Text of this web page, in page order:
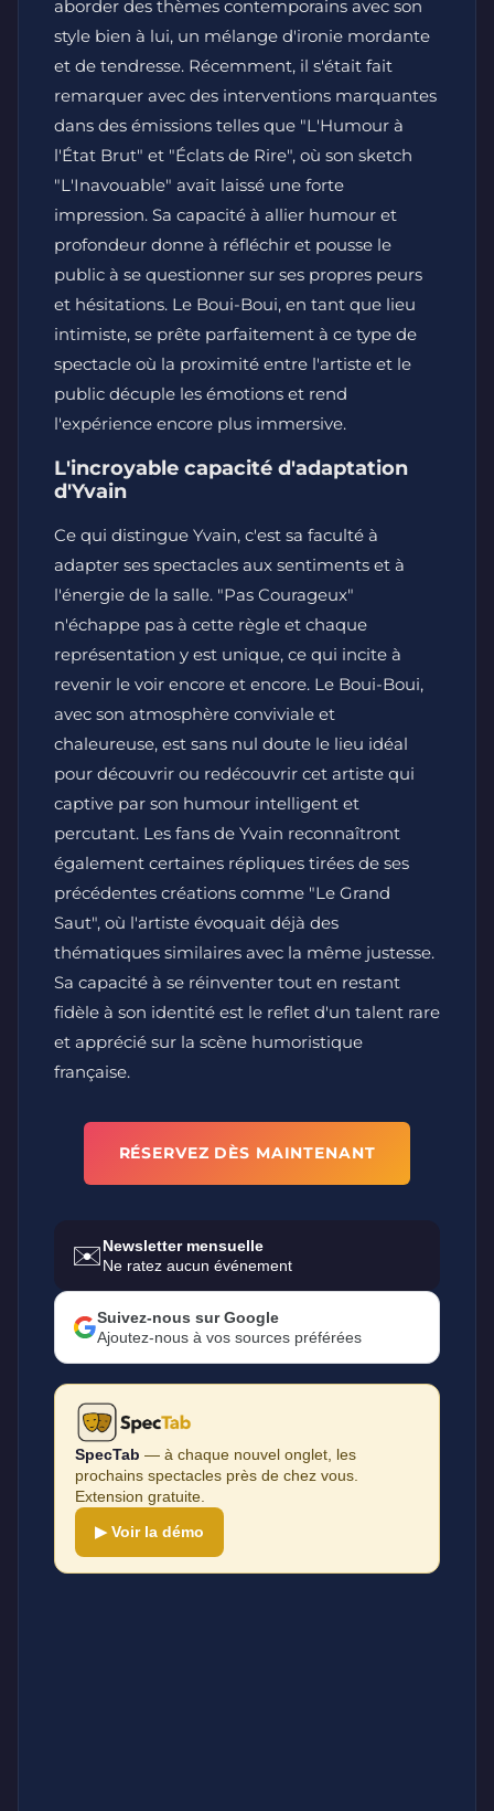
aborder des thèmes contemporains avec son
style bien à lui, un mélange d'ironie mordante
et de tendresse. Récemment, il s'était fait
remarquer avec des interventions marquantes
dans des émissions telles que "L'Humour à
l'État Brut" et "Éclats de Rire", où son sketch
"L'Inavouable" avait laissé une forte
impression. Sa capacité à allier humour et
profondeur donne à réfléchir et pousse le
public à se questionner sur ses propres peurs
et hésitations. Le Boui-Boui, en tant que lieu
intimiste, se prête parfaitement à ce type de
spectacle où la proximité entre l'artiste et le
public décuple les émotions et rend
l'expérience encore plus immersive.
L'incroyable capacité d'adaptation
d'Yvain
Ce qui distingue Yvain, c'est sa faculté à
adapter ses spectacles aux sentiments et à
l'énergie de la salle. "Pas Courageux"
n'échappe pas à cette règle et chaque
représentation y est unique, ce qui incite à
revenir le voir encore et encore. Le Boui-Boui,
avec son atmosphère conviviale et
chaleureuse, est sans nul doute le lieu idéal
pour découvrir ou redécouvrir cet artiste qui
captive par son humour intelligent et
percutant. Les fans de Yvain reconnaîtront
également certaines répliques tirées de ses
précédentes créations comme "Le Grand
Saut", où l'artiste évoquait déjà des
thématiques similaires avec la même justesse.
Sa capacité à se réinventer tout en restant
fidèle à son identité est le reflet d'un talent rare
et apprécié sur la scène humoristique
française.
RÉSERVEZ DÈS MAINTENANT
✉️Newsletter mensuelle
Ne ratez aucun événement
Suivez-nous sur Google
Ajoutez-nous à vos sources préférées
SpecTab — à chaque nouvel onglet, les
prochains spectacles près de chez vous.
Extension gratuite.
▶ Voir la démo